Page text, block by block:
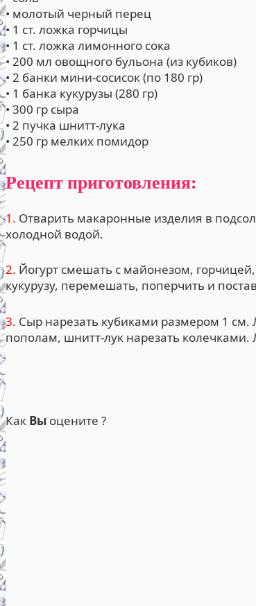
• молотый черный перец
• 1 ст. ложка горчицы
• 1 ст. ложка лимонного сока
• 200 мл овощного бульона (из кубиков)
• 2 банки мини-сосисок (по 180 гр)
• 1 банка кукурузы (280 гр)
• 300 гр сыра
• 2 пучка шнитт-лука
• 250 гр мелких помидор
Рецепт приготовления:
1. Отварить макаронные изделия в
холодной водой.
2. Йогурт смешать с майонезом,
кукурузу, перемешать, поперчить и
3. Сыр нарезать кубиками размером 1
пополам, шнитт-лук нарезать колечками.
Как Вы оцените ?